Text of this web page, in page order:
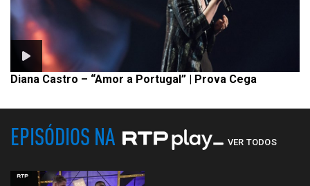
Diana Castro – “Amor a Portugal” | Prova Cega
EPISÓDIOS NA VER TODOS